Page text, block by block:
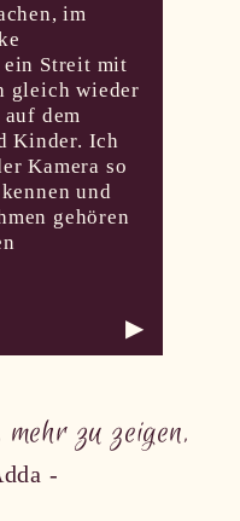
im
Streit mit
gleich wieder
dem
Kinder. Ich
Kamera so
und
gehören
▶
zu zeigen,
-